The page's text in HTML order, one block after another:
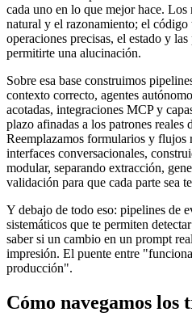
cada uno en lo que mejor hace.
natural y el razonamiento; el código
operaciones precisas, el estado y
permitirte una alucinación.
Sobre esa base construimos
contexto correcto, agentes
acotadas, integraciones MCP y
plazo afinadas a los patrones reales
Reemplazamos formularios y flujos
interfaces conversacionales,
modular, separando extracción,
validación para que cada parte sea
Y debajo de todo eso: pipelines de
sistemáticos que te permiten
saber si un cambio en un prompt
impresión. El puente entre
producción".
Cómo navegamos los